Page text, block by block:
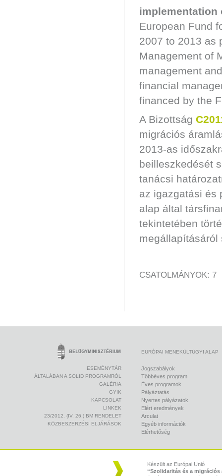
implementation
European Fund
2007 to 2013 as
Management of
management
financial
financed by the
A Bizottság
migrációs
2013-as
beilleszkedését
tanácsi
az igazgatási és
alap által
tekintetében
megállapításáról
CSATOLMÁNYOK: 7
ESEMÉNYTÁR
ÁLTALÁBAN A SOLID PROGRAMRÓL
GALÉRIA
GYIK
KAPCSOLAT
LINKEK
23/2012. (IV. 26.) BM RENDELET
KÖZBESZERZÉSI ELJÁRÁSOK
EURÓPAI MENEKÜLTÜGYI ALAP
Jogszabályok
Többéves program
Éves programok
Pályáztatás
Nyertes pályázatok
Elért eredmények
Arculat
Egyéb információk
Elérhetőség
Készült az Európai Unió
“Szolidaritás és a migrációs